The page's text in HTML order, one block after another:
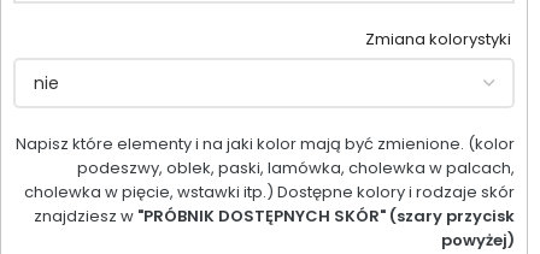
Zmiana kolorystyki
Napisz które elementy i na jaki kolor mają być zmienione. (kolor
podeszwy, oblek, paski, lamówka, cholewka w palcach,
cholewka w pięcie, wstawki itp.) Dostępne kolory i rodzaje skór
znajdziesz w "PRÓBNIK DOSTĘPNYCH SKÓR" (szary przycisk
powyżej)